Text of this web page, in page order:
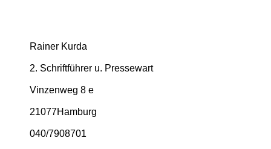
Rainer Kurda
2. Schriftführer u. Pressewart
Vinzenweg 8 e
21077Hamburg
040/7908701